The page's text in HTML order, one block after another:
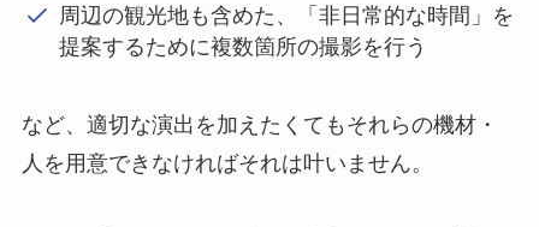
周辺の観光地も含めた、「非日常的な時間」を
提案するために複数箇所の撮影を行う
など、適切な演出を加えたくてもそれらの機材・
人を用意できなければそれは叶いません。